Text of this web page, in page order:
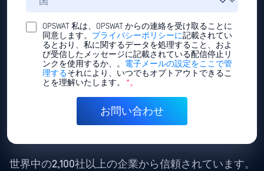
OPSWAT 私は、OPSWAT からの連絡を受け取ることに
同意します。 プライバシーポリシーに記載されてい
るとおり、私に関するデータを処理すること、およ
び受信したメッセージに記載されている配信停止リ
ンクを使用するか、。 電子メールの設定をここで管
理するそれにより、いつでもオプトアウトできるこ
とを理解いたします。
*。
世界中の2,100社以上の企業から信頼されています。